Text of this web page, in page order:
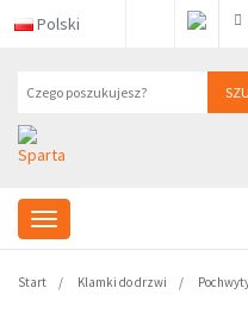
Polski
Start Klamki do drzwi